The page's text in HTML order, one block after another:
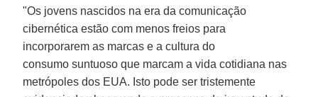
"Os jovens nascidos na era da comunicação
cibernética estão com menos freios para
incorporarem as marcas e a cultura do
consumo suntuoso que marcam a vida cotidiana nas
metrópoles dos EUA. Isto pode ser tristemente